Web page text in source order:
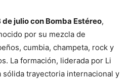
de julio con Bomba Estéreo,
por su mezcla de
cumbia, champeta, rock y
La formación, liderada por Li
sólida trayectoria internacional y